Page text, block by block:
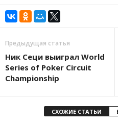
Предыдущая статья
Ник Сеци выиграл World
Series of Poker Circuit
Championship
СХОЖИЕ СТАТЬИ